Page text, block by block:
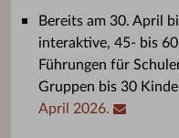
Bereits am 30. April
interaktive, 45- bis
Führungen für
Gruppen bis 30
April 2026.